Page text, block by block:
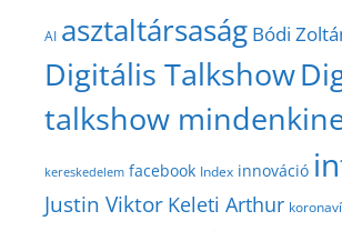
AI asztaltársaság Bódi
Digitális Talkshow
talkshow
kereskedelem facebook Index innováció
Justin Viktor Keleti Arthur